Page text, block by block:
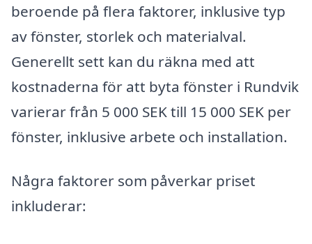
beroende på flera faktorer, inklusive typ
av fönster, storlek och materialval.
Generellt sett kan du räkna med att
kostnaderna för att byta fönster i Rundvik
varierar från 5 000 SEK till 15 000 SEK per
fönster, inklusive arbete och installation.
Några faktorer som påverkar priset
inkluderar: